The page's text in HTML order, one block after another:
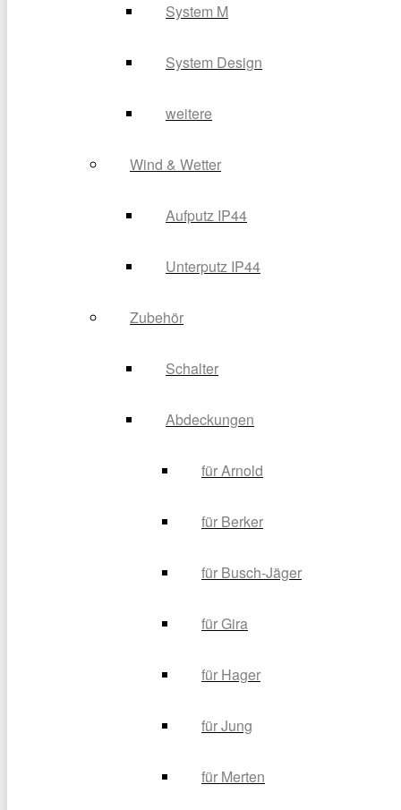
System M
System Design
weitere
Wind & Wetter
Aufputz IP44
Unterputz IP44
Zubehör
Schalter
Abdeckungen
für Arnold
für Berker
für Busch-Jäger
für Gira
für Hager
für Jung
für Merten